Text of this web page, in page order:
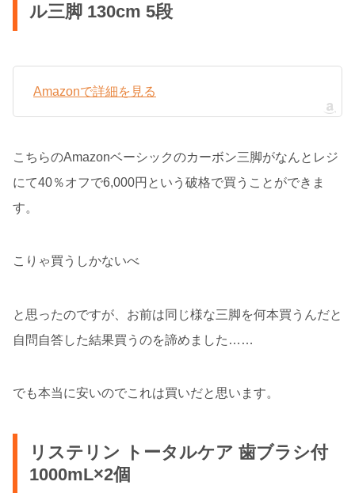
ル三脚 130cm 5段
Amazonで詳細を見る
こちらのAmazonベーシックのカーボン三脚がなんとレジ
にて40％オフで6,000円という破格で買うことができま
す。
こりゃ買うしかないべ
と思ったのですが、お前は同じ様な三脚を何本買うんだと
自問自答した結果買うのを諦めました……
でも本当に安いのでこれは買いだと思います。
リステリン トータルケア 歯ブラシ付
1000mL×2個